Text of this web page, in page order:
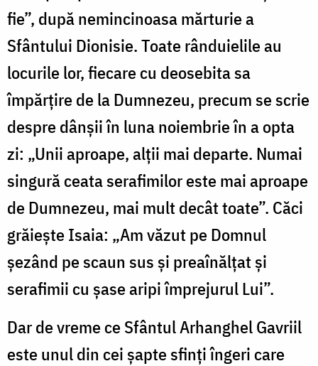
fie”, după nemincinoasa mărturie a
Sfântului Dionisie. Toate rânduielile au
locurile lor, fiecare cu deosebita sa
împărțire de la Dumnezeu, precum se scrie
despre dânșii în luna noiembrie în a opta
zi: „Unii aproape, alții mai departe. Numai
singură ceata serafimilor este mai aproape
de Dumnezeu, mai mult decât toate”. Căci
grăiește Isaia: „Am văzut pe Domnul
șezând pe scaun sus și preaînălțat și
serafimii cu șase aripi împrejurul Lui”.
Dar de vreme ce Sfântul Arhanghel Gavriil
este unul din cei șapte sfinți îngeri care